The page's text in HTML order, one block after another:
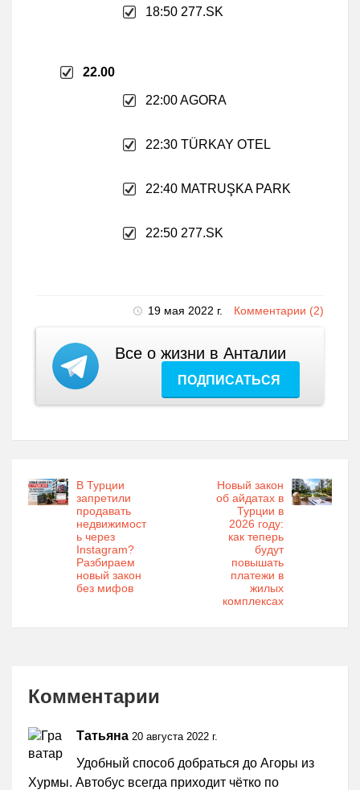
18:50 277.SK
22.00
22:00 AGORA
22:30 TÜRKAY OTEL
22:40 MATRUŞKA PARK
22:50 277.SK
19 мая 2022 г. Комментарии (2)
Все о жизни в Анталии
ПОДПИСАТЬСЯ
В Турции
запретили
продавать
недвижимост
ь через
Instagram?
Разбираем
новый закон
без мифов
Новый закон
об айдатах в
Турции в
2026 году:
как теперь
будут
повышать
платежи в
жилых
комплексах
Комментарии
Татьяна 20 августа 2022 г.
Удобный способ добраться до Агоры из
Хурмы. Автобус всегда приходит чётко по